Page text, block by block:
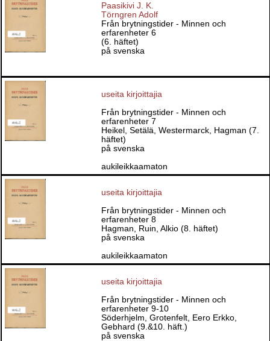
Paasikivi J. K.
Törngren Adolf
Från brytningstider - Minnen och
erfarenheter 6
(6. häftet)
på svenska
useita kirjoittajia
Från brytningstider - Minnen och
erfarenheter 7
Heikel, Setälä, Westermarck, Hagman (7.
häftet)
på svenska
aukileikkaamaton
useita kirjoittajia
Från brytningstider - Minnen och
erfarenheter 8
Hagman, Ruin, Alkio (8. häftet)
på svenska
aukileikkaamaton
useita kirjoittajia
Från brytningstider - Minnen och
erfarenheter 9-10
Söderhjelm, Grotenfelt, Eero Erkko,
Gebhard (9.&10. häft.)
på svenska